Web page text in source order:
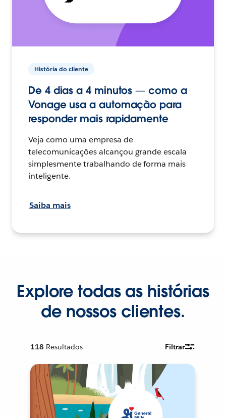
História do cliente
De 4 dias a 4 minutos — como a
Vonage usa a automação para
responder mais rapidamente
Veja como uma empresa de
telecomunicações alcançou grande escala
simplesmente trabalhando de forma mais
inteligente.
Saiba mais
Explore todas as histórias
de nossos clientes.
118 Resultados Filtrar